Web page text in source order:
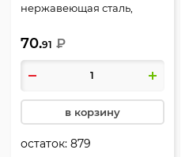
нержавеющая сталь,
вида, европодвес, КОКОС,
171434
70.91 ₽
в корзину
остаток:879